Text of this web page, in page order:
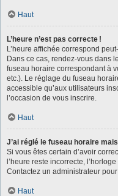
Haut
L’heure n’est pas correcte !
L’heure affichée correspond
Dans ce cas, rendez-vous dans
fuseau horaire correspondant à
etc.). Le réglage du fuseau
accessible qu’aux utilisateurs
l’occasion de vous inscrire.
Haut
J’ai réglé le fuseau horaire
Si vous êtes certain d’avoir
l’heure reste incorrecte,
Contactez un administrateur
Haut